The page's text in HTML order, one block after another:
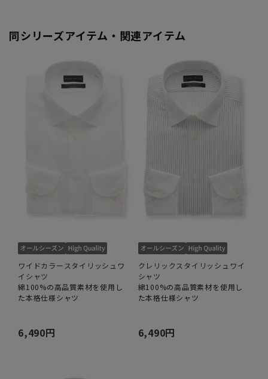
同シリーズアイテム・関連アイテム
ワイドカラースタイリッシュワ
イシャツ
綿100%の高品質素材を使用し
た本格仕様シャツ
6,490円
クレリックスタイリッシュワイ
シャツ
綿100%の高品質素材を使用し
た本格仕様シャツ
6,490円